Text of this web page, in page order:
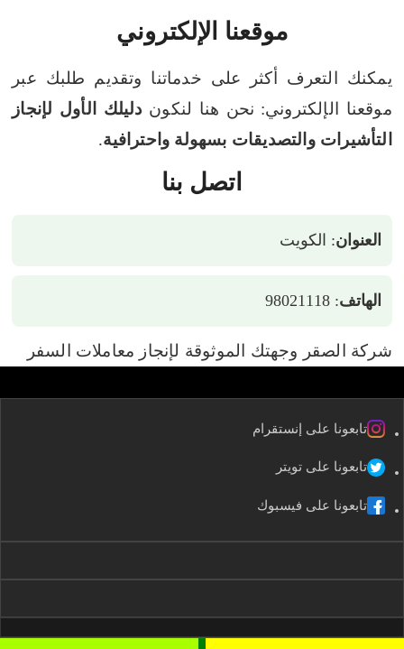
موقعنا الإلكتروني
يمكنك التعرف أكثر على خدماتنا وتقديم طلبك عبر
موقعنا الإلكتروني: نحن هنا لنكوندليلك الأول لإنجاز
التأشيرات والتصديقات بسهولة واحترافية.
اتصل بنا
العنوان: الكويت
الهاتف: 98021118
شركة الصقر وجهتك الموثوقة لإنجاز معاملات السفر
تابعونا على إنستقرام
تابعونا على تويتر
تابعونا على فيسبوك